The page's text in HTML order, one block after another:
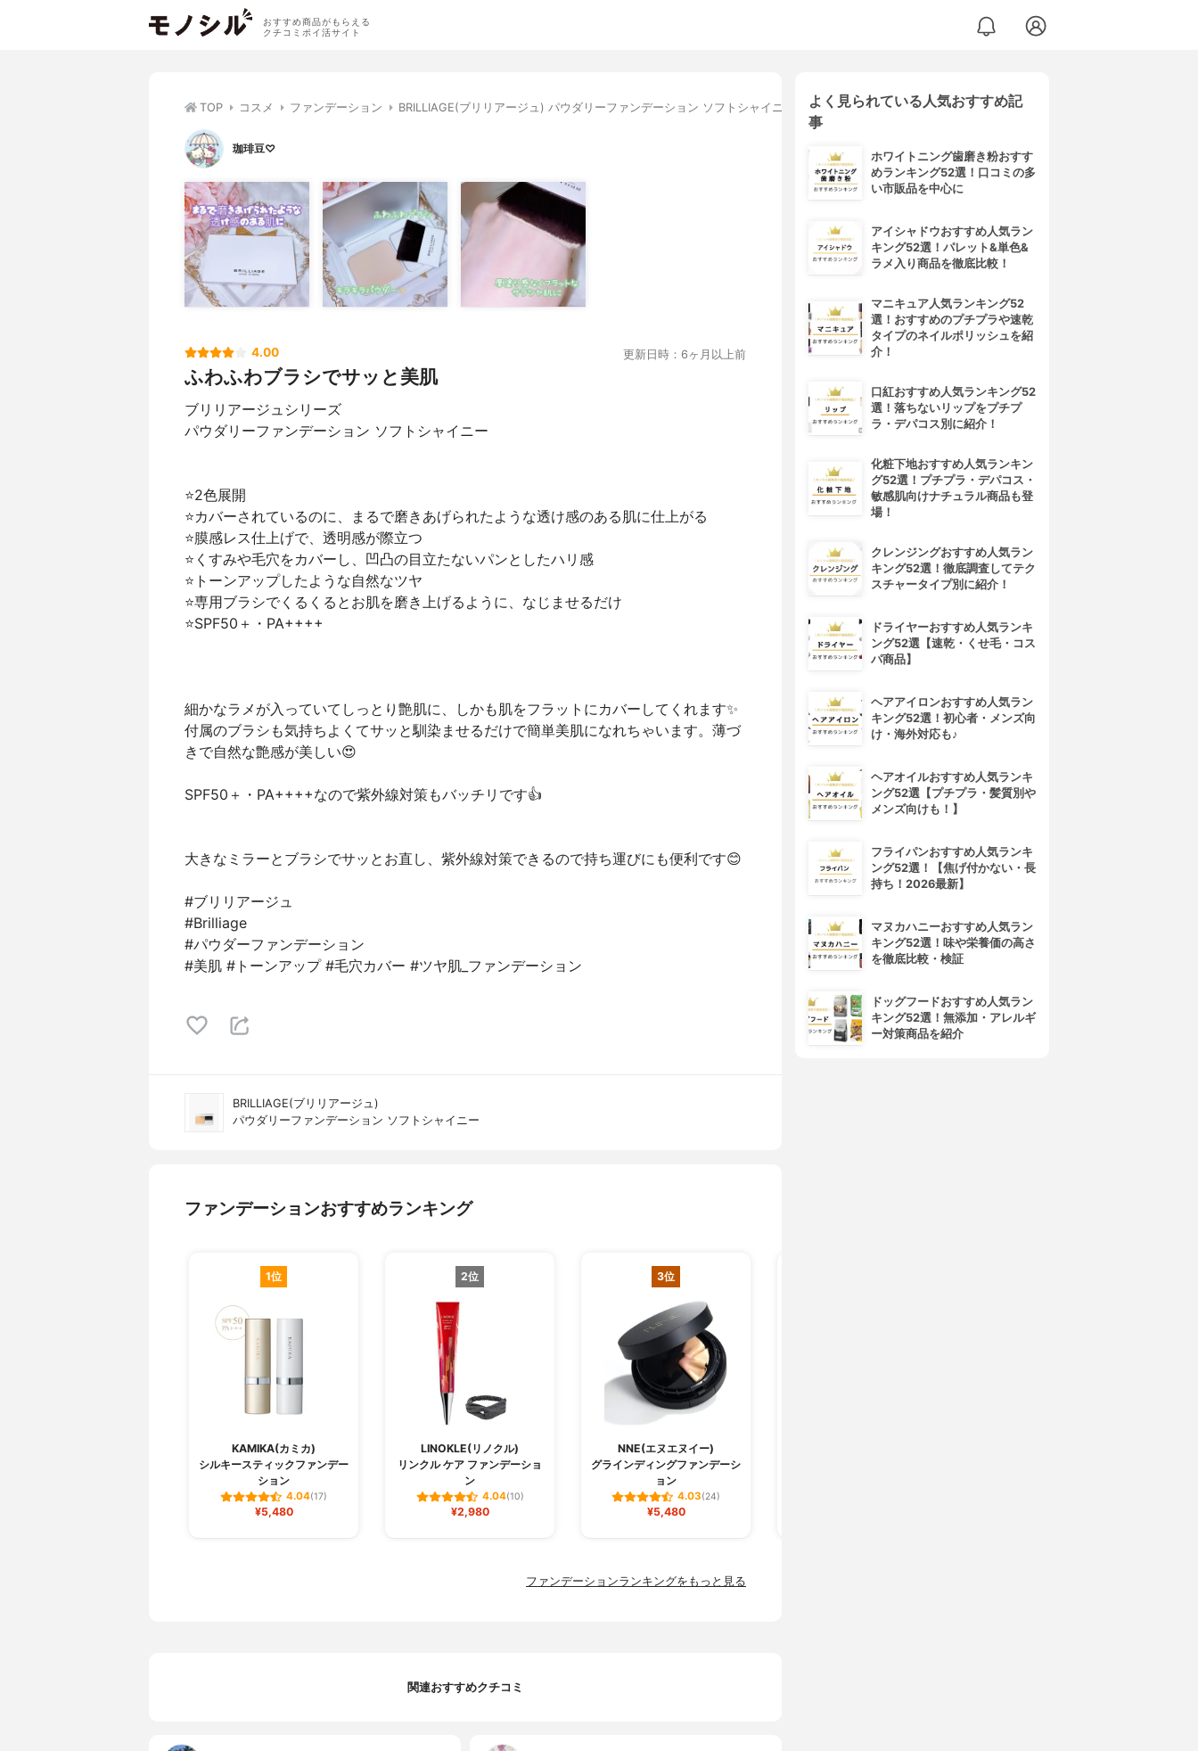
おすすめ商品がもらえる
クチコミポイ活サイト
TOP コスメ ファンデーション BRILLIAGE(ブリリアージュ) パウダリーファンデーション ソフトシャイニー
珈琲豆♡
4.00 更新日時：6ヶ月以上前
ふわふわブラシでサッと美肌
ブリリアージュシリーズ
パウダリーファンデーション ソフトシャイニー
⭐️2色展開
⭐️カバーされているのに、まるで磨きあげられたような透け感のある肌に仕上がる
⭐️膜感レス仕上げで、透明感が際立つ
⭐️くすみや毛穴をカバーし、凹凸の目立たないパンとしたハリ感
⭐️トーンアップしたような自然なツヤ
⭐️専用ブラシでくるくるとお肌を磨き上げるように、なじませるだけ
⭐️SPF50＋・PA++++
細かなラメが入っていてしっとり艶肌に、しかも肌をフラットにカバーしてくれます✨
付属のブラシも気持ちよくてサッと馴染ませるだけで簡単美肌になれちゃいます。薄づ
きで自然な艶感が美しい😍
SPF50＋・PA++++なので紫外線対策もバッチリです👍
大きなミラーとブラシでサッとお直し、紫外線対策できるので持ち運びにも便利です😊
#ブリリアージュ
#Brilliage
#パウダーファンデーション
#美肌 #トーンアップ #毛穴カバー #ツヤ肌_ファンデーション
BRILLIAGE(ブリリアージュ)
パウダリーファンデーション ソフトシャイニー
ファンデーションおすすめランキング
1位
KAMIKA(カミカ)
シルキースティックファンデー
ション
4.04(17)
¥5,480
2位
LINOKLE(リノクル)
リンクル ケア ファンデーショ
ン
4.04(10)
¥2,980
3位
NNE(エヌエヌイー)
グラインディングファンデーシ
ョン
4.03(24)
¥5,480
ファンデーションランキングをもっと見る
関連おすすめクチコミ
よく見られている人気おすすめ記
事
ホワイトニング歯磨き粉おすす
めランキング52選！口コミの多
い市販品を中心に
アイシャドウおすすめ人気ラン
キング52選！パレット&単色&
ラメ入り商品を徹底比較！
マニキュア人気ランキング52
選！おすすめのプチプラや速乾
タイプのネイルポリッシュを紹
介！
口紅おすすめ人気ランキング52
選！落ちないリップをプチプ
ラ・デパコス別に紹介！
化粧下地おすすめ人気ランキン
グ52選！プチプラ・デパコス・
敏感肌向けナチュラル商品も登
場！
クレンジングおすすめ人気ラン
キング52選！徹底調査してテク
スチャータイプ別に紹介！
ドライヤーおすすめ人気ランキ
ング52選【速乾・くせ毛・コス
パ商品】
ヘアアイロンおすすめ人気ラン
キング52選！初心者・メンズ向
け・海外対応も♪
ヘアオイルおすすめ人気ランキ
ング52選【プチプラ・髪質別や
メンズ向けも！】
フライパンおすすめ人気ランキ
ング52選！【焦げ付かない・長
持ち！2026最新】
マヌカハニーおすすめ人気ラン
キング52選！味や栄養価の高さ
を徹底比較・検証
ドッグフードおすすめ人気ラン
キング52選！無添加・アレルギ
ー対策商品を紹介